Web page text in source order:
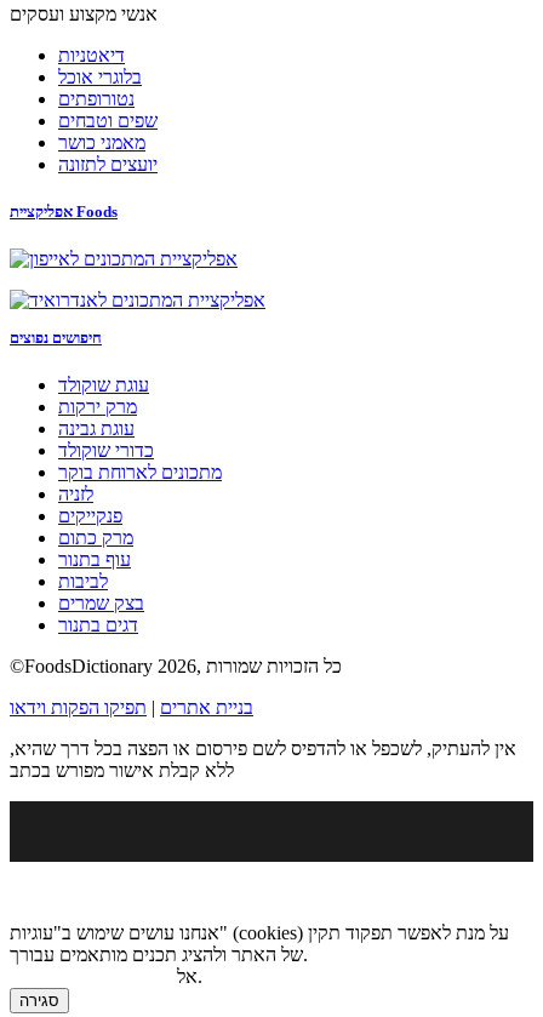
אנשי מקצוע ועסקים
דיאטניות
בלוגרי אוכל
נטורופתים
שפים וטבחים
מאמני כושר
יועצים לתזונה
אפליקציית Foods
חיפושים נפוצים
עוגת שוקולד
מרק ירקות
עוגת גבינה
כדורי שוקולד
מתכונים לארוחת בוקר
לזניה
פנקייקים
מרק כתום
עוף בתנור
לביבות
בצק שמרים
דגים בתנור
©FoodsDictionary 2026, כל הזכויות שמורות
בניית אתרים | תפיקו הפקות וידאו
אין להעתיק, לשכפל או להדפיס לשם פירסום או הפצה בכל דרך שהיא,
ללא קבלת אישור מפורש בכתב
אנחנו עושים שימוש ב"עוגיות" (cookies) על מנת לאפשר תפקוד תקין
של האתר ולהציג תכנים מותאמים עבורך.
אל.
סגירה